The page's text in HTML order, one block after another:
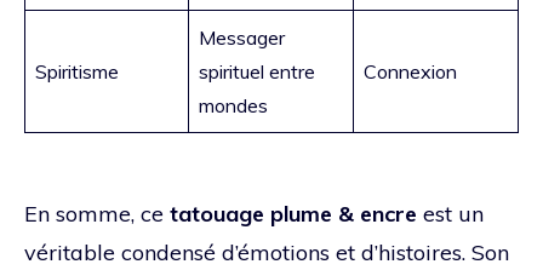
Spiritisme
Messager
spirituel entre
mondes
Connexion
En somme, ce tatouage plume & encre est un
véritable condensé d’émotions et d’histoires. Son